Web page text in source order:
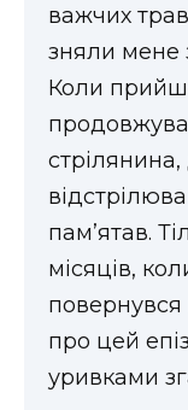
важчих
зняли мене
Коли
пам’ятав.
місяців,
повернувся
про цей
уривками